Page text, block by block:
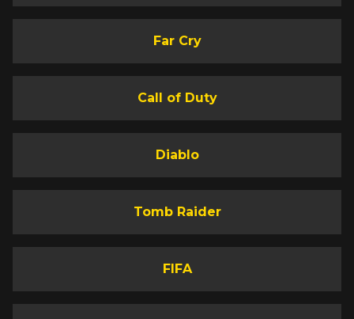
Far Cry
Call of Duty
Diablo
Tomb Raider
FIFA